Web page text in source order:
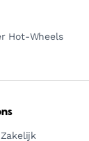
Hot-Wheels